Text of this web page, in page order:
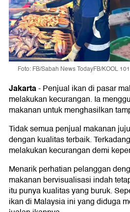
Foto: FB/Sabah News TodayFB/KOOL 101
Jakarta-Penjual ikan di pasar
melakukan kecurangan. Ia
makanan untuk menghasilkan
Tidak semua penjual makanan
dengan kualitas terbaik.
melakukan kecurangan demi
Menarik perhatian pelanggan
makanan bervisualisasi indah
itu punya kualitas yang buruk.
ikan di Malaysia ini yang diduga